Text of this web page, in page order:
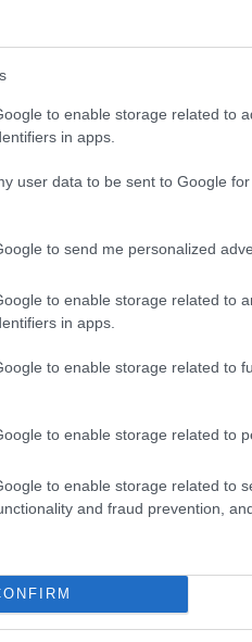
to enable storage related to
in apps.
user data to be sent to Google
to send me personalized
to enable storage related to
in apps.
to enable storage related to
to enable storage related to
to enable storage related to
and fraud prevention,
áll, és az én hibám. Még
csinálni. Sajnos a
nagyban hozzájárult ahhoz,
tudtam, végleges lesz-e.
szégyelltem. Úgyhogy
We Are The Fallen nem
most ott tartunk, ahol
nem olyan, mint az